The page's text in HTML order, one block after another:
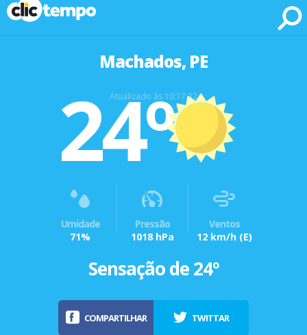
Machados, PE
Fonte: CLIMATEMPO METEOROLOGIA
Atualizado às 10:17:32
24º
Umidade
71%
Pressão
1018 hPa
Ventos
12 km/h (E)
Sensação de 24º
COMPARTILHAR TWITTAR